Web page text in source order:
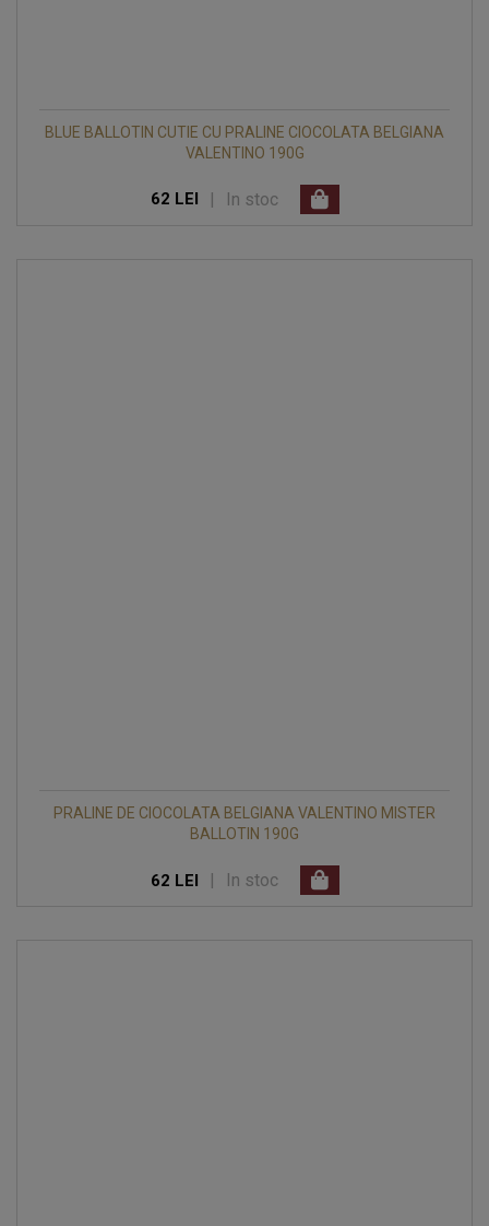
BLUE BALLOTIN CUTIE CU PRALINE CIOCOLATA BELGIANA
VALENTINO 190G
62 LEI | In stoc
PRALINE DE CIOCOLATA BELGIANA VALENTINO MISTER
BALLOTIN 190G
62 LEI | In stoc